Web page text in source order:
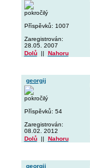
pokročilý
Příspěvků: 1007
Zaregistrován:
28.05. 2007
Dolů|| Nahoru
georgij
pokročilý
Příspěvků: 54
Zaregistrován:
08.02. 2012
Dolů|| Nahoru
georgij